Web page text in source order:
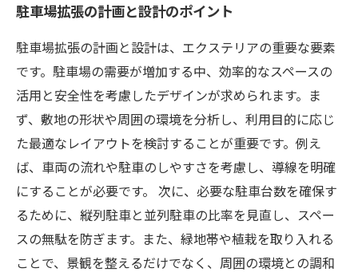
駐車場拡張の計画と設計のポイント
駐車場拡張の計画と設計は、エクステリアの重要な要素
です。駐車場の需要が増加する中、効率的なスペースの
活用と安全性を考慮したデザインが求められます。ま
ず、敷地の形状や周囲の環境を分析し、利用目的に応じ
た最適なレイアウトを検討することが重要です。例え
ば、車両の流れや駐車のしやすさを考慮し、導線を明確
にすることが必要です。 次に、必要な駐車台数を確保す
るために、縦列駐車と並列駐車の比率を見直し、スペー
スの無駄を防ぎます。また、緑地帯や植栽を取り入れる
ことで、景観を整えるだけでなく、周囲の環境との調和